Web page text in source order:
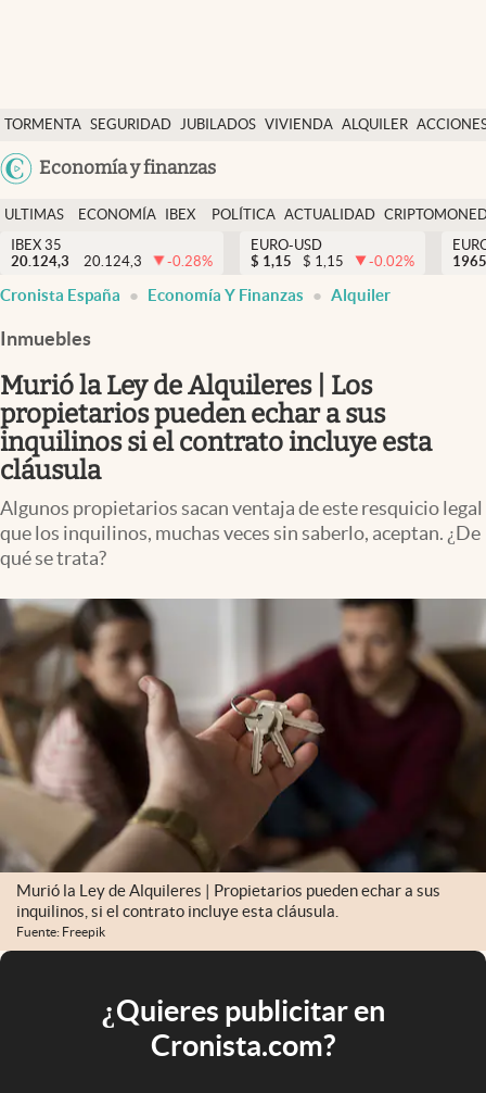
TORMENTA SEGURIDAD JUBILADOS VIVIENDA ALQUILER
Economía y finanzas
Economía y finanzas
Política
Actualidad
Criptomonedas
España
ULTIMAS
NOTICIAS
ECONOMÍA
FINANZAS
IBEX
EURO
POLÍTICA ACTUALIDAD
IBEX 35
20.124,3
20.124,3 -0.28%
EURO-USD
$ 1,15 $ 1,15 -0.02%
Cronista España Economía Y Finanzas Alquiler
Inmuebles
Murió la Ley de Alquileres | Los
propietarios pueden echar a sus
inquilinos si el contrato incluye esta
cláusula
Algunos propietarios sacan ventaja de este resquicio legal
que los inquilinos, muchas veces sin saberlo, aceptan. ¿De
qué se trata?
Murió la Ley de Alquileres | Propietarios pueden echar a sus
inquilinos, si el contrato incluye esta cláusula.
Fuente: Freepik
¿Quieres publicitar en
Cronista.com?